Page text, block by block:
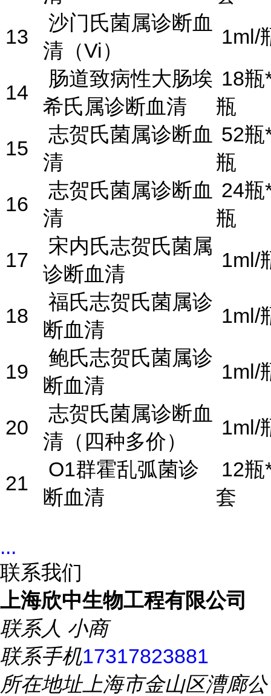
13
沙门氏菌属诊断血
清（Vi）
1ml/
14
肠道致病性大肠埃
希氏属诊断血清
18瓶
瓶
15
志贺氏菌属诊断血
清
52瓶
瓶
16
志贺氏菌属诊断血
清
24瓶
瓶
17
宋内氏志贺氏菌属
诊断血清
1ml/
18
福氏志贺氏菌属诊
断血清
1ml/
19
鲍氏志贺氏菌属诊
断血清
1ml/
20
志贺氏菌属诊断血
清（四种多价）
1ml/
21
O1群霍乱弧菌诊
断血清
12瓶
套
...
联系我们
上海欣中生物工程有限公司
联系人 小商
联系手机17317823881
所在地址上海市金山区漕廊公